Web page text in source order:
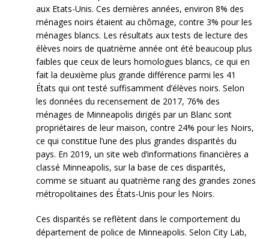
aux Etats-Unis. Ces dernières années, environ 8% des
ménages noirs étaient au chômage, contre 3% pour les
ménages blancs. Les résultats aux tests de lecture des
élèves noirs de quatrième année ont été beaucoup plus
faibles que ceux de leurs homologues blancs, ce qui en
fait la deuxième plus grande différence parmi les 41
États qui ont testé suffisamment d’élèves noirs. Selon
les données du recensement de 2017, 76% des
ménages de Minneapolis dirigés par un Blanc sont
propriétaires de leur maison, contre 24% pour les Noirs,
ce qui constitue l’une des plus grandes disparités du
pays. En 2019, un site web d’informations financières a
classé Minneapolis, sur la base de ces disparités,
comme se situant au quatrième rang des grandes zones
métropolitaines des États-Unis pour les Noirs.
Ces disparités se reflètent dans le comportement du
département de police de Minneapolis. Selon City Lab,